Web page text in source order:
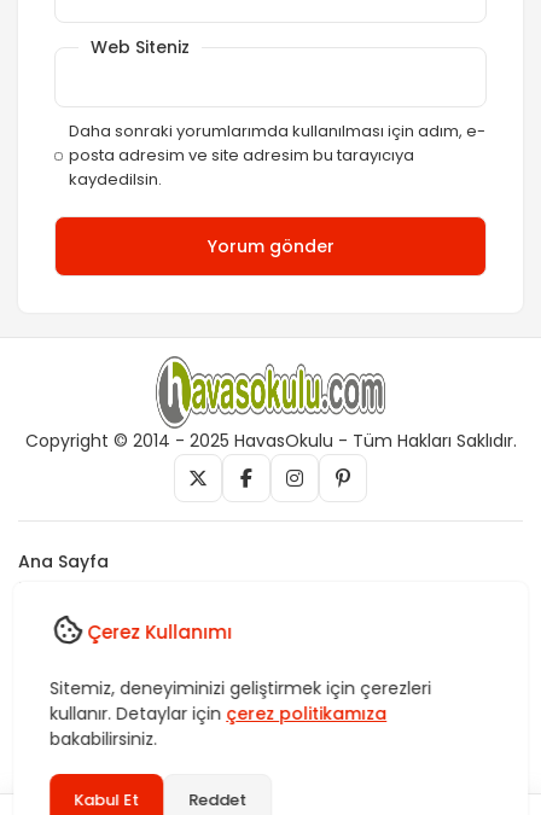
Web Siteniz
Daha sonraki yorumlarımda kullanılması için adım, e-
posta adresim ve site adresim bu tarayıcıya
kaydedilsin.
Copyright © 2014 - 2025 HavasOkulu - Tüm Hakları Saklıdır.
Ana Sayfa
Künye
Rüya yorumları, istihare uygulamaları, Tasavvuf. HavasOkulu,
Sitemiz bünyesindeki içerikleri izinsiz kullananlar hakkında T.C.K
kanun ve yönetmeliklerine göre yasal işlem başlatılacağını bu
Çerez Kullanımı
Sitemiz, deneyiminizi geliştirmek için çerezleri
kullanır. Detaylar için çerez politikamıza
bakabilirsiniz.
Kabul Et Reddet